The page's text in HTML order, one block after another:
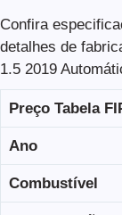
Confira
detalhes de
1.5 2019
Preço Tabela
Ano
Combustível